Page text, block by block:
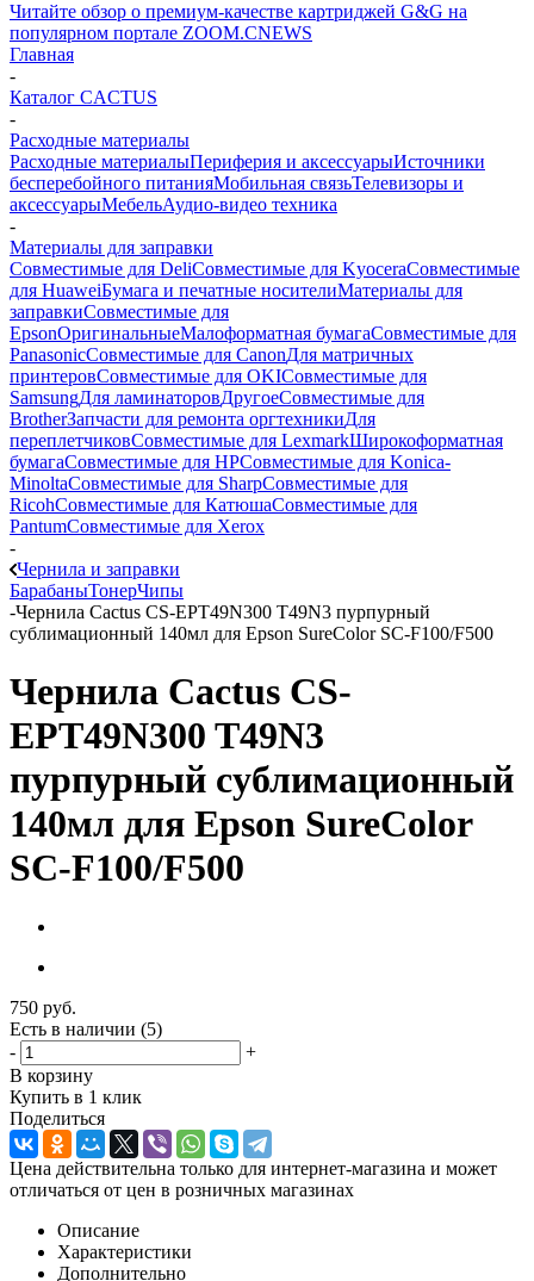
Читайте обзор о премиум-качестве картриджей G&G на
популярном портале ZOOM.CNEWS
Главная
-
Каталог CACTUS
-
Расходные материалы
Расходные материалыПериферия и аксессуарыИсточники
бесперебойного питанияМобильная связьТелевизоры и
аксессуарыМебельАудио-видео техника
-
Материалы для заправки
Совместимые для DeliСовместимые для KyoceraСовместимые
для HuaweiБумага и печатные носителиМатериалы для
заправкиСовместимые для
EpsonОригинальныеМалоформатная бумагаСовместимые для
PanasonicСовместимые для CanonДля матричных
принтеровСовместимые для OKIСовместимые для
SamsungДля ламинаторовДругоеСовместимые для
BrotherЗапчасти для ремонта оргтехникиДля
переплетчиковСовместимые для LexmarkШирокоформатная
бумагаСовместимые для HPСовместимые для Konica-
MinoltaСовместимые для SharpСовместимые для
RicohСовместимые для КатюшаСовместимые для
PantumСовместимые для Xerox
-
Чернила и заправки
БарабаныТонерЧипы
-Чернила Cactus CS-EPT49N300 T49N3 пурпурный
сублимационный 140мл для Epson SureColor SC-F100/F500
Чернила Cactus CS-
EPT49N300 T49N3
пурпурный сублимационный
140мл для Epson SureColor
SC-F100/F500
750 руб.
Есть в наличии (5)
-
+
В корзину
Купить в 1 клик
Поделиться
Цена действительна только для интернет-магазина и может
отличаться от цен в розничных магазинах
Описание
Характеристики
Дополнительно